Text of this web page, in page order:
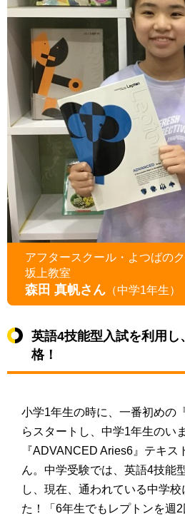
アフタースクール・よつばの
坂上教室
森田 真帆さん （中学1年生）
英語4技能型入試を利用
格！
小学1年生の時に、一番初めの
らスタートし、中学1年生のい
『ADVANCED Aries6』テキス
ん。中学受験では、英語4技能
し、現在、通われている中学
た！「6年生でもレプトンを週